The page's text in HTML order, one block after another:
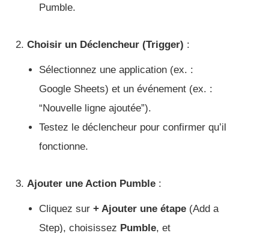
Pumble.
Choisir un Déclencheur (Trigger) :
Sélectionnez une application (ex. :
Google Sheets) et un événement (ex. :
“Nouvelle ligne ajoutée”).
Testez le déclencheur pour confirmer qu’il
fonctionne.
Ajouter une Action Pumble :
Cliquez sur + Ajouter une étape (Add a
Step), choisissez Pumble, et